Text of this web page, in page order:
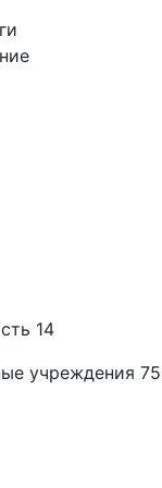
14
учреждения